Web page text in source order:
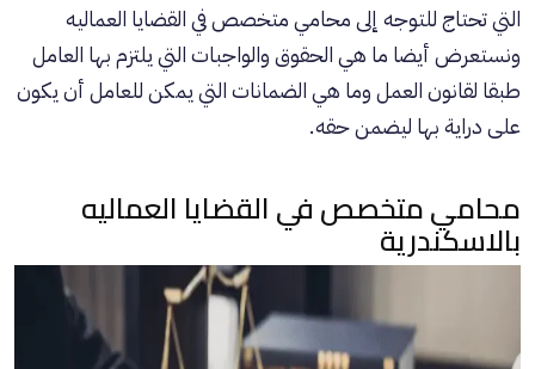
التي تحتاج للتوجه إلى محامي متخصص في القضايا العماليه
ونستعرض أيضا ما هي الحقوق والواجبات التي يلتزم بها العامل
طبقا لقانون العمل وما هي الضمانات التي يمكن للعامل أن يكون
على دراية بها ليضمن حقه.
محامي متخصص في القضايا العماليه
بالاسكندرية